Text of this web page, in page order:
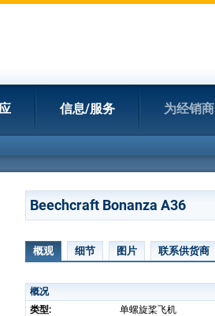
信息/服务 为经销商
Beechcraft Bonanza A36
概观 细节 图片 联系供货商
概况
类型:
单螺旋桨飞机